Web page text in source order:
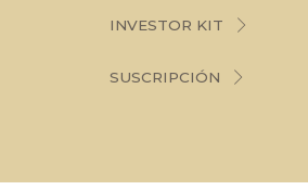
INVESTOR KIT
SUSCRIPCIÓN